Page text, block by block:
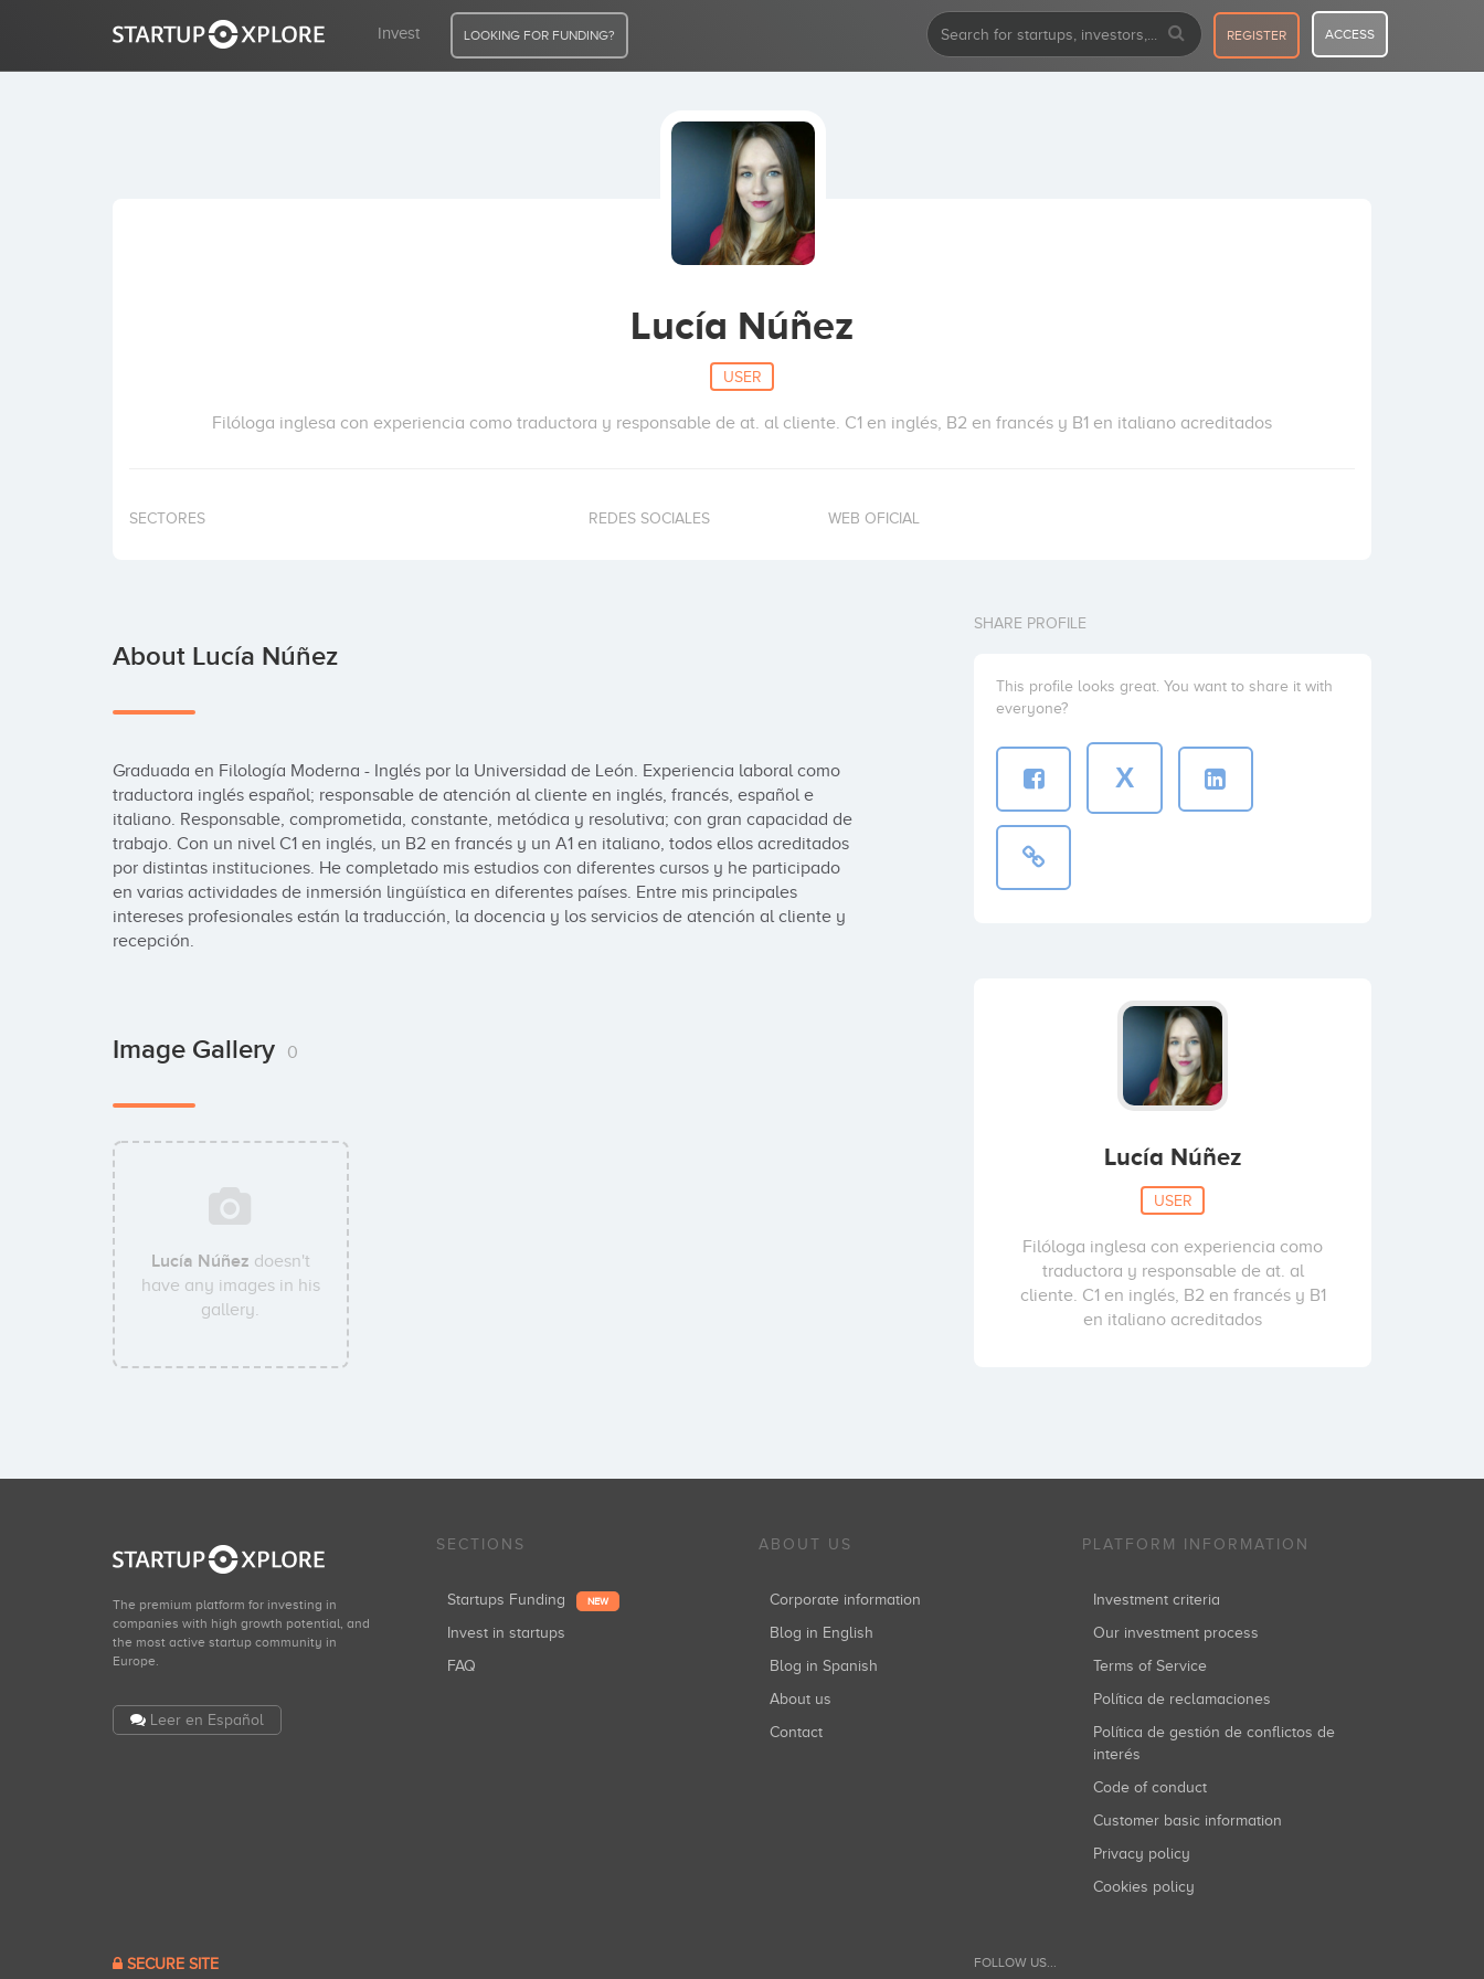
Invest LOOKING FOR FUNDING? REGISTER ACCESS
Lucía Núñez
USER
Filóloga inglesa con experiencia como traductora y responsable de at. al cliente. C1 en inglés, B2 en francés y B1 en italiano acreditados
SECTORES REDES SOCIALES WEB OFICIAL
About Lucía Núñez
Graduada en Filología Moderna - Inglés por la Universidad de León. Experiencia laboral como
traductora inglés español; responsable de atención al cliente en inglés, francés, español e
italiano. Responsable, comprometida, constante, metódica y resolutiva; con gran capacidad de
trabajo. Con un nivel C1 en inglés, un B2 en francés y un A1 en italiano, todos ellos acreditados
por distintas instituciones. He completado mis estudios con diferentes cursos y he participado
en varias actividades de inmersión lingüística en diferentes países. Entre mis principales
intereses profesionales están la traducción, la docencia y los servicios de atención al cliente y
recepción.
Image Gallery 0
Lucía Núñez doesn't
have any images in his
gallery.
SHARE PROFILE
This profile looks great. You want to share it with
everyone?
X
Lucía Núñez
USER
Filóloga inglesa con experiencia como
traductora y responsable de at. al
cliente. C1 en inglés, B2 en francés y B1
en italiano acreditados
The premium platform for investing in
companies with high growth potential, and
the most active startup community in
Europe.
Leer en Español
SECTIONS
Startups Funding NEW
Invest in startups
FAQ
ABOUT US
Corporate information
Blog in English
Blog in Spanish
About us
Contact
PLATFORM INFORMATION
Investment criteria
Our investment process
Terms of Service
Política de reclamaciones
Política de gestión de conflictos de
interés
Code of conduct
Customer basic information
Privacy policy
Cookies policy
SECURE SITE FOLLOW US...